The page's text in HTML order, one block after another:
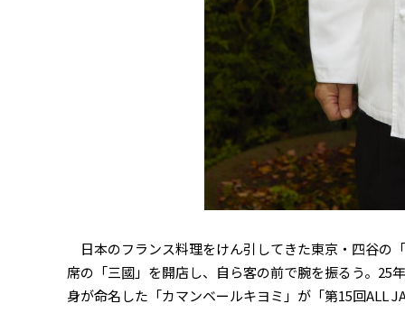
日本のフランス料理をけん引してきた東京・四谷の
席の「三國」を開店し、自ら客の前で腕を振るう。25
身が命名した「カマンベールキヨミ」が「第15回ALL